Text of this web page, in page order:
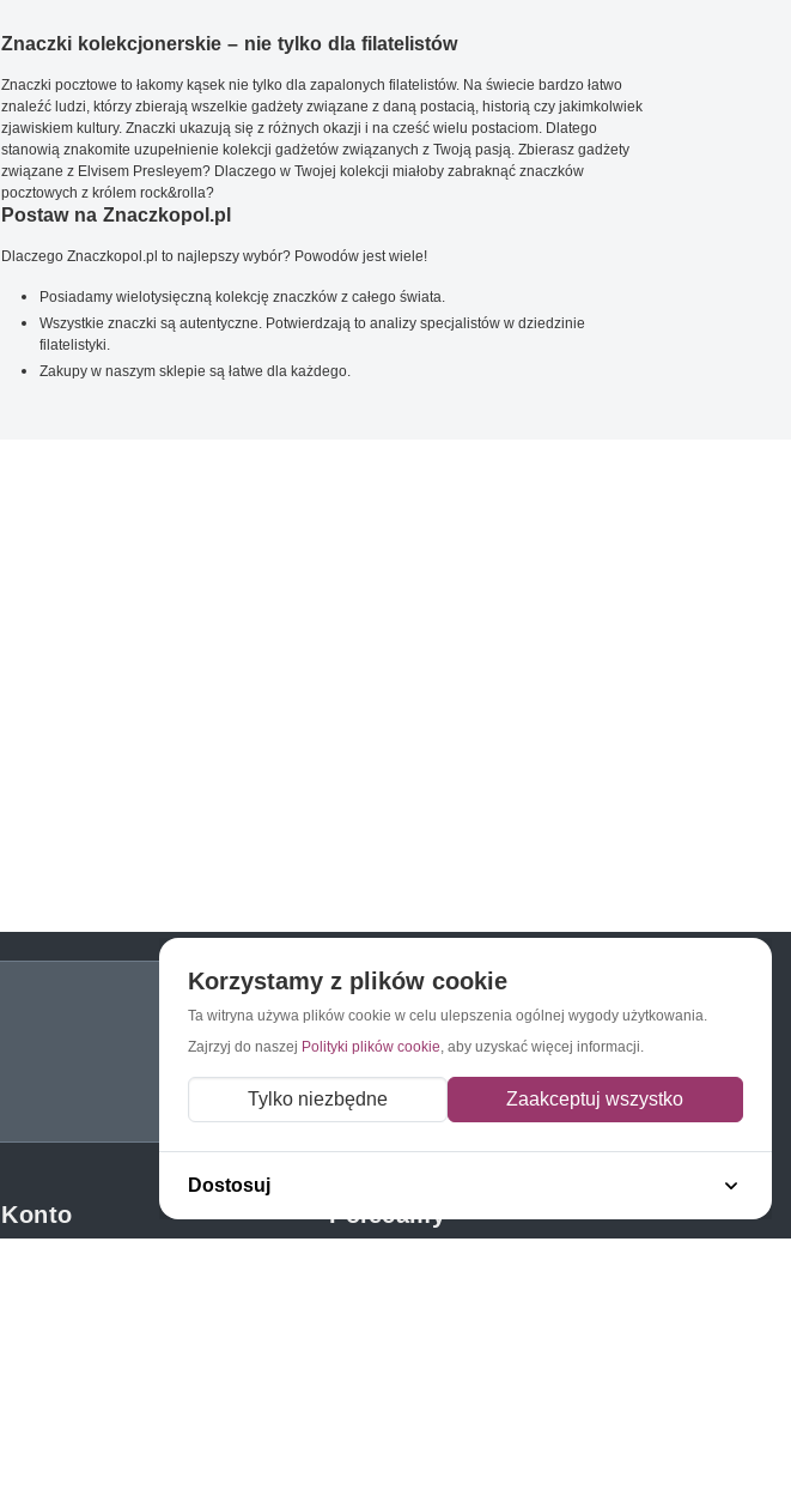
Znaczki kolekcjonerskie – nie tylko dla filatelistów
Znaczki pocztowe to łakomy kąsek nie tylko dla zapalonych filatelistów. Na świecie bardzo łatwo
znaleźć ludzi, którzy zbierają wszelkie gadżety związane z daną postacią, historią czy jakimkolwiek
zjawiskiem kultury. Znaczki ukazują się z różnych okazji i na cześć wielu postaciom. Dlatego
stanowią znakomite uzupełnienie kolekcji gadżetów związanych z Twoją pasją. Zbierasz gadżety
związane z Elvisem Presleyem? Dlaczego w Twojej kolekcji miałoby zabraknąć znaczków
pocztowych z królem rock&rolla?
Postaw na Znaczkopol.pl
Dlaczego Znaczkopol.pl to najlepszy wybór? Powodów jest wiele!
Posiadamy wielotysięczną kolekcję znaczków z całego świata.
Wszystkie znaczki są autentyczne. Potwierdzają to analizy specjalistów w dziedzinie
filatelistyki.
Zakupy w naszym sklepie są łatwe dla każdego.
Napisz do nas Zapisz się do newslettera
Konto Polecamy
Korzystamy z plików cookie
Ta witryna używa plików cookie w celu ulepszenia ogólnej wygody użytkowania.
Zajrzyj do naszej Polityki plików cookie, aby uzyskać więcej informacji.
Tylko niezbędne Zaakceptuj wszystko
Dostosuj